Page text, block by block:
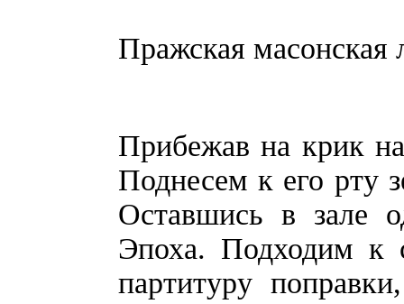
Пражская масонская
Прибежав на крик
Поднесем к его рту
Оставшись в зале
Эпоха. Подходим к
партитуру